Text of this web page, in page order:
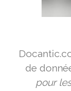
de
pour